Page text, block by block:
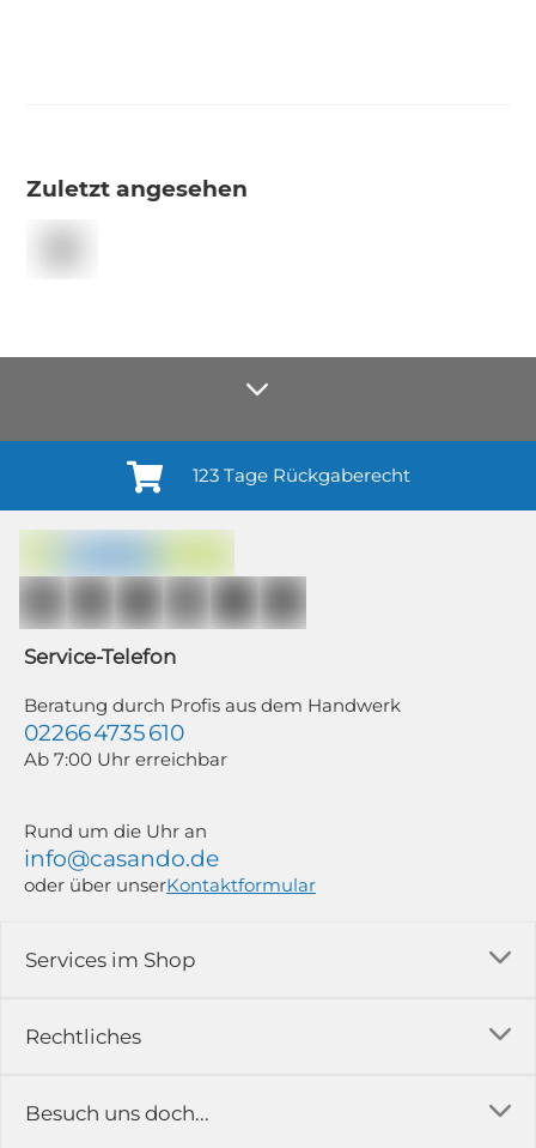
Zuletzt angesehen
Anmelden¹
casando (Holz-Richter GmbH) sowie zur Interessen-Analyse durch
jederzeit mit Wirkung für die Zukunft und ohne Angabe von Gründen
Weitere Informationen findest du in unserer Datenschutzerklärung.
123 Tage Rückgaberecht
Rechtliches
Impressum
Services im Shop
Versandkosten
Erfahrungsberichte & Bewertungen
Besuch uns doch...
Service-Telefon
Beratung durch Profis aus dem Handwerk
02266 4735 610
Ab 7:00 Uhr erreichbar
Rund um die Uhr an
info@casando.de
oder über unserKontaktformular